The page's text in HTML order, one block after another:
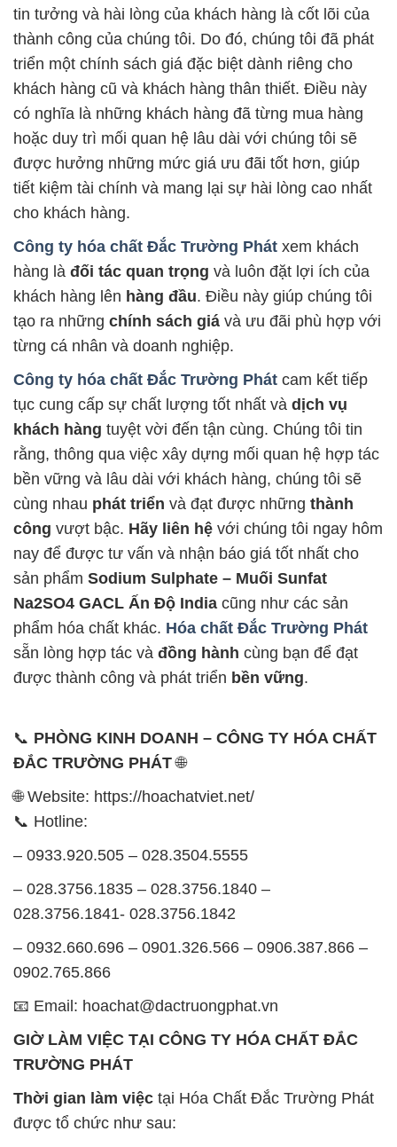
tin tưởng và hài lòng của khách hàng là cốt lõi của
thành công của chúng tôi. Do đó, chúng tôi đã phát
triển một chính sách giá đặc biệt dành riêng cho
khách hàng cũ và khách hàng thân thiết. Điều này
có nghĩa là những khách hàng đã từng mua hàng
hoặc duy trì mối quan hệ lâu dài với chúng tôi sẽ
được hưởng những mức giá ưu đãi tốt hơn, giúp
tiết kiệm tài chính và mang lại sự hài lòng cao nhất
cho khách hàng.
Công ty hóa chất Đắc Trường Phát xem khách
hàng là đối tác quan trọng và luôn đặt lợi ích của
khách hàng lên hàng đầu. Điều này giúp chúng tôi
tạo ra những chính sách giá và ưu đãi phù hợp với
từng cá nhân và doanh nghiệp.
Công ty hóa chất Đắc Trường Phát cam kết tiếp
tục cung cấp sự chất lượng tốt nhất và dịch vụ
khách hàng tuyệt vời đến tận cùng. Chúng tôi tin
rằng, thông qua việc xây dựng mối quan hệ hợp tác
bền vững và lâu dài với khách hàng, chúng tôi sẽ
cùng nhau phát triển và đạt được những thành
công vượt bậc. Hãy liên hệ với chúng tôi ngay hôm
nay để được tư vấn và nhận báo giá tốt nhất cho
sản phẩm Sodium Sulphate – Muối Sunfat
Na2SO4 GACL Ấn Độ India cũng như các sản
phẩm hóa chất khác. Hóa chất Đắc Trường Phát
sẵn lòng hợp tác và đồng hành cùng bạn để đạt
được thành công và phát triển bền vững.
📞 PHÒNG KINH DOANH – CÔNG TY HÓA CHẤT
ĐẮC TRƯỜNG PHÁT🌐
🌐 Website: https://hoachatviet.net/
📞 Hotline:
– 0933.920.505 – 028.3504.5555
– 028.3756.1835 – 028.3756.1840 –
028.3756.1841- 028.3756.1842
– 0932.660.696 – 0901.326.566 – 0906.387.866 –
0902.765.866
📧 Email: hoachat@dactruongphat.vn
GIỜ LÀM VIỆC TẠI CÔNG TY HÓA CHẤT ĐẮC
TRƯỜNG PHÁT
Thời gian làm việc tại Hóa Chất Đắc Trường Phát
được tổ chức như sau: